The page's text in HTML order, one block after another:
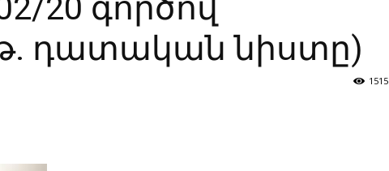
20 գործով
դատական նիստը)
1515